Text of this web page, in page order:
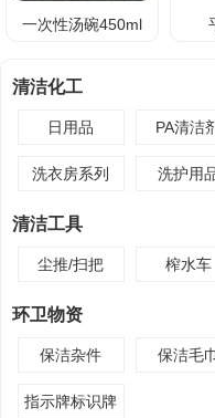
一次性汤碗450ml
清洁化工
日用品 PA清洁
洗衣房系列 洗护用
清洁工具
尘推/扫把 榨水车
环卫物资
保洁杂件 保洁毛巾
指示牌标识牌